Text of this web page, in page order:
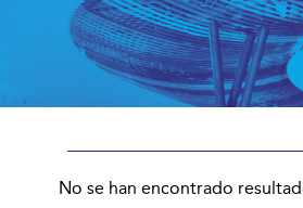
Eventos
Aviso
No se han encontrado